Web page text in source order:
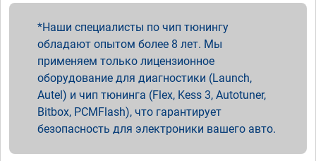
Наши специалисты по чип тюнингу
обладают опытом более 8 лет. Мы
применяем только лицензионное
оборудование для диагностики (Launch,
Autel) и чип тюнинга (Flex, Kess 3, Autotuner,
Bitbox, PCMFlash), что гарантирует
безопасность для электроники вашего авто.